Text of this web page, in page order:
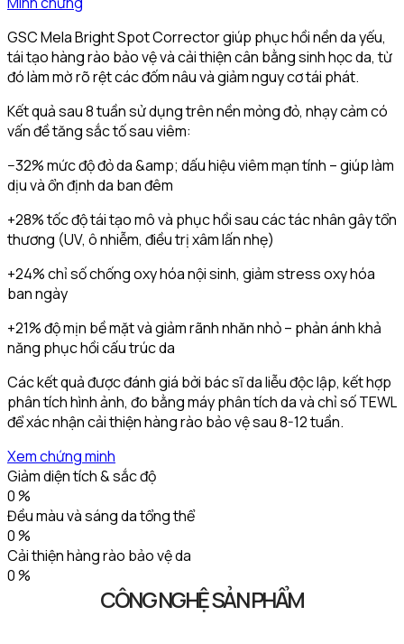
GSC Mela Bright Spot Corrector giúp phục hồi nền da yếu,
tái tạo hàng rào bảo vệ và cải thiện cân bằng sinh học da, từ
đó làm mờ rõ rệt các đốm nâu và giảm nguy cơ tái phát.
Kết quả sau 8 tuần sử dụng trên nền mỏng đỏ, nhạy cảm có
vấn đề tăng sắc tố sau viêm:
−32% mức độ đỏ da &amp; dấu hiệu viêm mạn tính – giúp làm
dịu và ổn định da ban đêm
+28% tốc độ tái tạo mô và phục hồi sau các tác nhân gây tổn
thương (UV, ô nhiễm, điều trị xâm lấn nhẹ)
+24% chỉ số chống oxy hóa nội sinh, giảm stress oxy hóa
ban ngày
+21% độ mịn bề mặt và giảm rãnh nhăn nhỏ – phản ánh khả
năng phục hồi cấu trúc da
Các kết quả được đánh giá bởi bác sĩ da liễu độc lập, kết hợp
phân tích hình ảnh, đo bằng máy phân tích da và chỉ số TEWL
để xác nhận cải thiện hàng rào bảo vệ sau 8-12 tuần.
Xem chứng minh
Giảm diện tích & sắc độ
0%
Đều màu và sáng da tổng thể
0%
Cải thiện hàng rào bảo vệ da
0%
CÔNG NGHỆ SẢN PHẨM